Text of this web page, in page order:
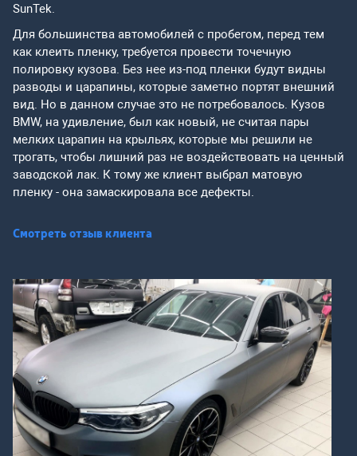
SunTek.
Для большинства автомобилей с пробегом, перед тем
как клеить пленку, требуется провести точечную
полировку кузова. Без нее из-под пленки будут видны
разводы и царапины, которые заметно портят внешний
вид. Но в данном случае это не потребовалось. Кузов
BMW, на удивление, был как новый, не считая пары
мелких царапин на крыльях, которые мы решили не
трогать, чтобы лишний раз не воздействовать на ценный
заводской лак. К тому же клиент выбрал матовую
пленку - она замаскировала все дефекты.
Смотреть отзыв клиента